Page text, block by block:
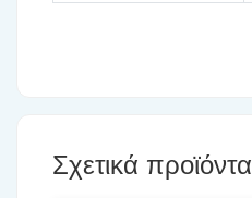
Σχετικά προϊόντα